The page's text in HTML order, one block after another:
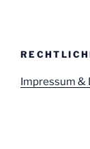
Impressum &